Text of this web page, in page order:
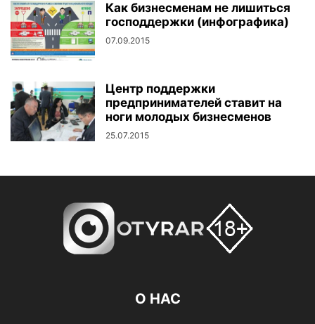
Как бизнесменам не лишиться
господдержки (инфографика)
07.09.2015
Центр поддержки
предпринимателей ставит на
ноги молодых бизнесменов
25.07.2015
О НАС